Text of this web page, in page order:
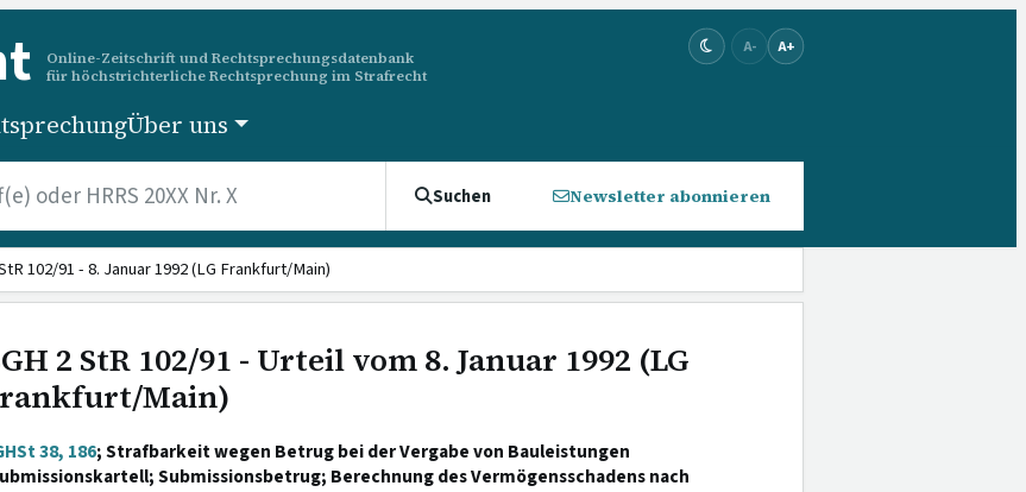
Online-Zeitschrift und Rechtsprechungsdatenbank
für höchstrichterliche Rechtsprechung im Strafrecht
A- A+
Über uns
Suchen Newsletter abonnieren
102/91 - 8. Januar 1992 (LG Frankfurt/Main)
2 StR 102/91 - Urteil vom 8. Januar 1992 (LG
Main)
38, 186; Strafbarkeit wegen Betrug bei der Vergabe von Bauleistungen
Submissionsbetrug; Berechnung des Vermögensschadens nach